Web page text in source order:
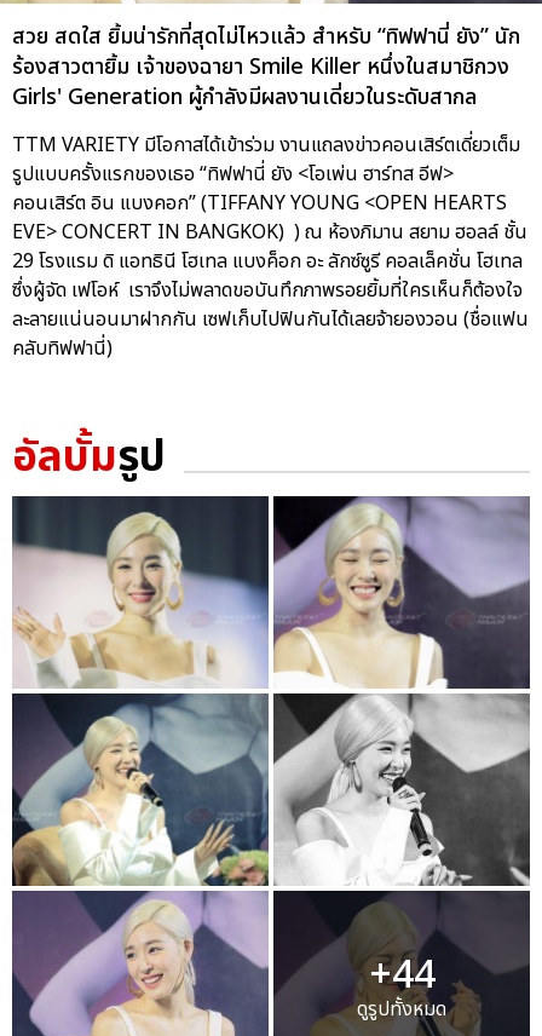
สวย สดใส ยิ้มน่ารักที่สุดไม่ไหวแล้ว สำหรับ “ทิฟฟานี่ ยัง” นัก
ร้องสาวตายิ้ม เจ้าของฉายา Smile Killer หนึ่งในสมาชิกวง
Girls' Generation ผู้กำลังมีผลงานเดี่ยวในระดับสากล
TTM VARIETY มีโอกาสได้เข้าร่วม งานแถลงข่าวคอนเสิร์ตเดี่ยวเต็ม
รูปแบบครั้งแรกของเธอ “ทิฟฟานี่ ยัง <โอเพ่น ฮาร์ทส อีฟ>
คอนเสิร์ต อิน แบงคอก” (TIFFANY YOUNG <OPEN HEARTS
EVE> CONCERT IN BANGKOK) ) ณ ห้องภิมาน สยาม ฮอลล์ ชั้น
29 โรงแรม ดิ แอทธินี โฮเทล แบงค็อก อะ ลักซ์ซูรี คอลเล็คชั่น โฮเทล
ซึ่งผู้จัด เฟโอห์ เราจึงไม่พลาดขอบันทึกภาพรอยยิ้มที่ใครเห็นก็ต้องใจ
ละลายแน่นอนมาฝากกัน เซฟเก็บไปฟินกันได้เลยจ้ายองวอน (ชื่อแฟน
คลับทิฟฟานี่)
อัลบั้มรูป
+44
ดูรูปทั้งหมด